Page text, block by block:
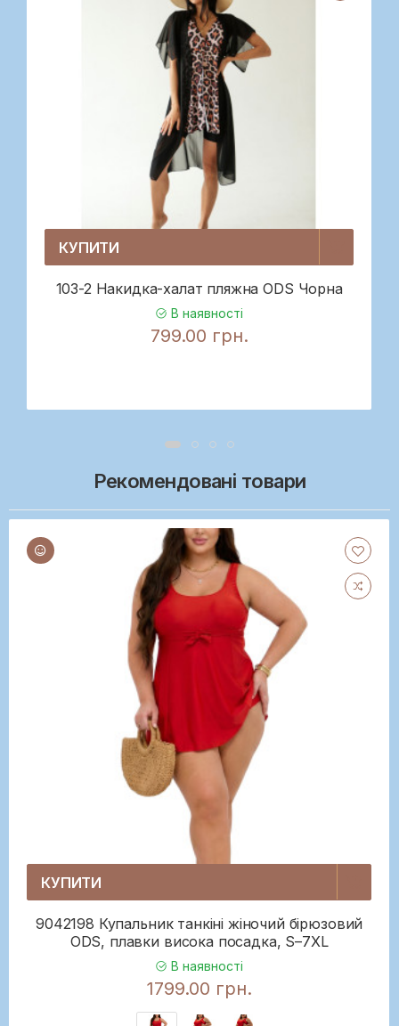
КУПИТИ
103-2 Накидка-халат пляжна ODS Чорна
В наявності
799.00 грн.
Рекомендовані товари
КУПИТИ
9042198 Купальник танкіні жіночий бірюзовий
ODS, плавки висока посадка, S–7XL
В наявності
1799.00 грн.